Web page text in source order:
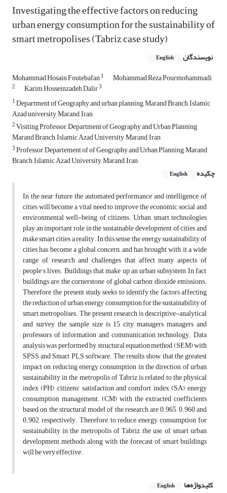
Investigating the effective factors on reducing
urban energy consumption for the sustainability of
smart metropolises (Tabriz case study)
نویسندگان English
Mohammad Hosain Foutebafan1 Mohammad Reza Pourmohammadi
2 Karim Hosseinzadeh Dalir3
1Department of Geography and urban planning, Marand Branch, Islamic
Azad university, Marand, Iran
2Visiting Professor, Department of Geography and Urban Planning,
Marand Branch, Islamic Azad University, Marand, Iran
3Professor, Departement of of Geography and Urban Planning, Marand
Branch, Islamic Azad University, Marand, Iran
چکیده
English
In the near future, the automated performance and intelligence of
cities will become a vital need to improve the economic, social and
environmental well-being of citizens. Urban smart technologies
play an important role in the sustainable development of cities and
make smart cities a reality. In this sense, the energy sustainability of
cities has become a global concern, and has brought with it a wide
range of research and challenges that affect many aspects of
people's lives. Buildings that make up an urban subsystem In fact,
buildings are the cornerstone of global carbon dioxide emissions.
Therefore, the present study seeks to identify the factors affecting
the reduction of urban energy consumption for the sustainability of
smart metropolises. The present research is descriptive-analytical
and survey, the sample size is 15 city managers, managers and
professors of information and communication technology. Data
analysis was performed by structural equation method (SEM) with
SPSS and Smart PLS software. The results show that the greatest
impact on reducing energy consumption in the direction of urban
sustainability in the metropolis of Tabriz is related to the physical
index (PH), citizens' satisfaction and comfort index (SA), energy
consumption management. (CM) with the extracted coefficients
based on the structural model of the research are 0.965, 0.960 and
0.902, respectively. Therefore, to reduce energy consumption for
sustainability in the metropolis of Tabriz, the use of smart urban
development methods along with the forecast of smart buildings
will be very effective.
کلیدواژه‌ها English